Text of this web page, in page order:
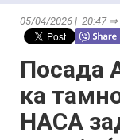
05/04/2026 | 20:47 ⇒
Посада
ка
НАСА